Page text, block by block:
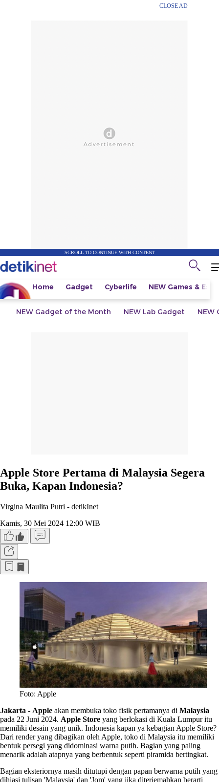
CLOSE AD
SCROLL TO CONTINUE WITH CONTENT
Home Gadget Cyberlife NEW Games &
NEW Gadget of the Month NEW Lab Gadget NEW
Apple Store Pertama di Malaysia Segera
Buka, Kapan Indonesia?
Virgina Maulita Putri - detikInet
Kamis, 30 Mei 2024 12:00 WIB
Foto: Apple
Jakarta - Apple akan membuka toko fisik pertamanya di Malaysia
pada 22 Juni 2024. Apple Store yang berlokasi di Kuala Lumpur itu
memiliki desain yang unik. Indonesia kapan ya kebagian Apple Store?
Dari render yang dibagikan oleh Apple, toko di Malaysia itu memiliki
bentuk persegi yang didominasi warna putih. Bagian yang paling
menarik adalah atapnya yang berbentuk seperti piramida bertingkat.
Bagian eksteriornya masih ditutupi dengan papan berwarna putih yang
dihiasi tulisan 'Malaysia' dan 'Jom' yang jika diterjemahkan berarti